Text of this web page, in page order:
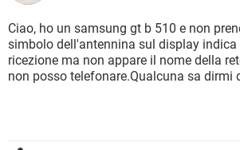
TIKTOK
HARDWARE
INSTAGRAM
TIKTOK FACEBOOK
HARDWARE
INTRATTENIMENTO
iOS WINDOWS
INSTAGRAM
COVID-19
INTRATTENIMENTO ANDROID
iOS WINDOWS
Ciao, ho un samsung gt b 510 e non
simbolo dell'antennina sul display indica
ricezione ma non appare il nome della
non posso telefonare.Qualcuna sa dirmi